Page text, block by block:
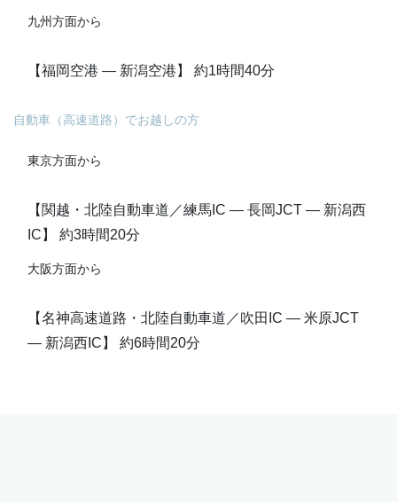
九州方面から
【福岡空港 ― 新潟空港】 約1時間40分
自動車（高速道路）でお越しの方
東京方面から
【関越・北陸自動車道／練馬IC ― 長岡JCT ― 新潟西
IC】 約3時間20分
大阪方面から
【名神高速道路・北陸自動車道／吹田IC ― 米原JCT
― 新潟西IC】 約6時間20分